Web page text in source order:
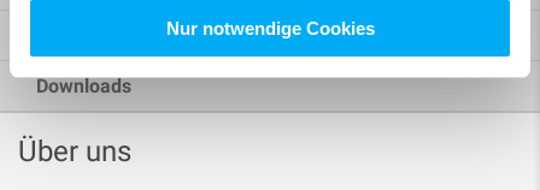
Nur notwendige Cookies
Downloads
Über uns